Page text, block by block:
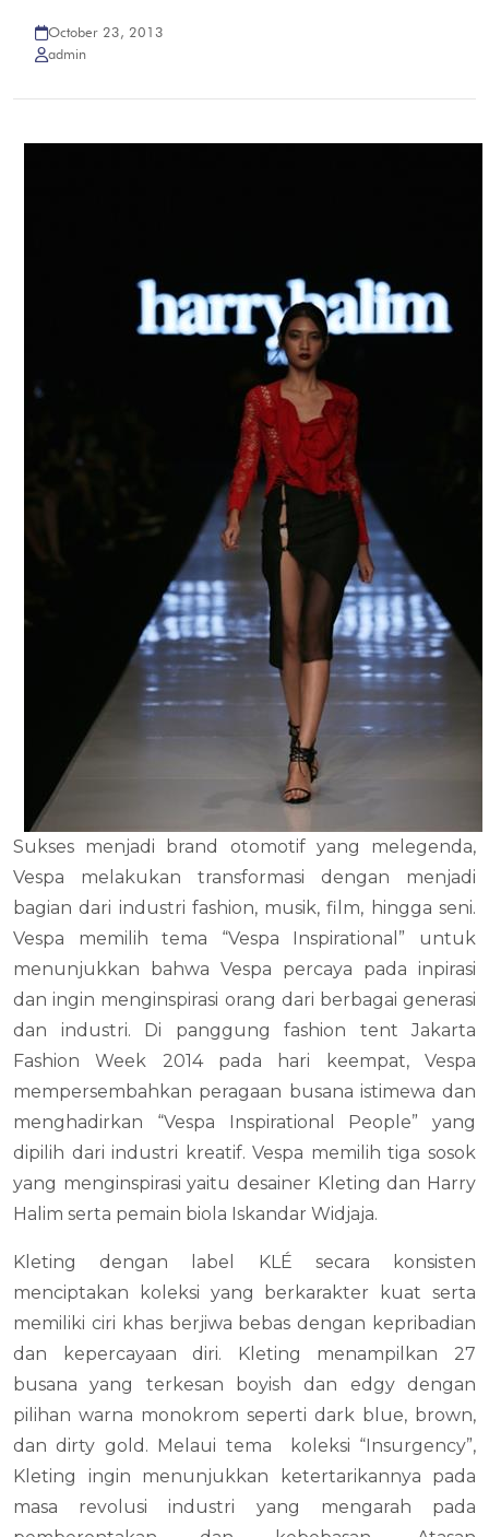
October 23, 2013
admin
Sukses menjadi brand otomotif yang melegenda,
Vespa melakukan transformasi dengan menjadi
bagian dari industri fashion, musik, film, hingga seni.
Vespa memilih tema “Vespa Inspirational” untuk
menunjukkan bahwa Vespa percaya pada inpirasi
dan ingin menginspirasi orang dari berbagai generasi
dan industri. Di panggung fashion tent Jakarta
Fashion Week 2014 pada hari keempat, Vespa
mempersembahkan peragaan busana istimewa dan
menghadirkan “Vespa Inspirational People” yang
dipilih dari industri kreatif. Vespa memilih tiga sosok
yang menginspirasi yaitu desainer Kleting dan Harry
Halim serta pemain biola Iskandar Widjaja.
Kleting dengan label KLÉ secara konsisten
menciptakan koleksi yang berkarakter kuat serta
memiliki ciri khas berjiwa bebas dengan kepribadian
dan kepercayaan diri. Kleting menampilkan 27
busana yang terkesan boyish dan edgy dengan
pilihan warna monokrom seperti dark blue, brown,
dan dirty gold. Melaui tema koleksi “Insurgency”,
Kleting ingin menunjukkan ketertarikannya pada
masa revolusi industri yang mengarah pada